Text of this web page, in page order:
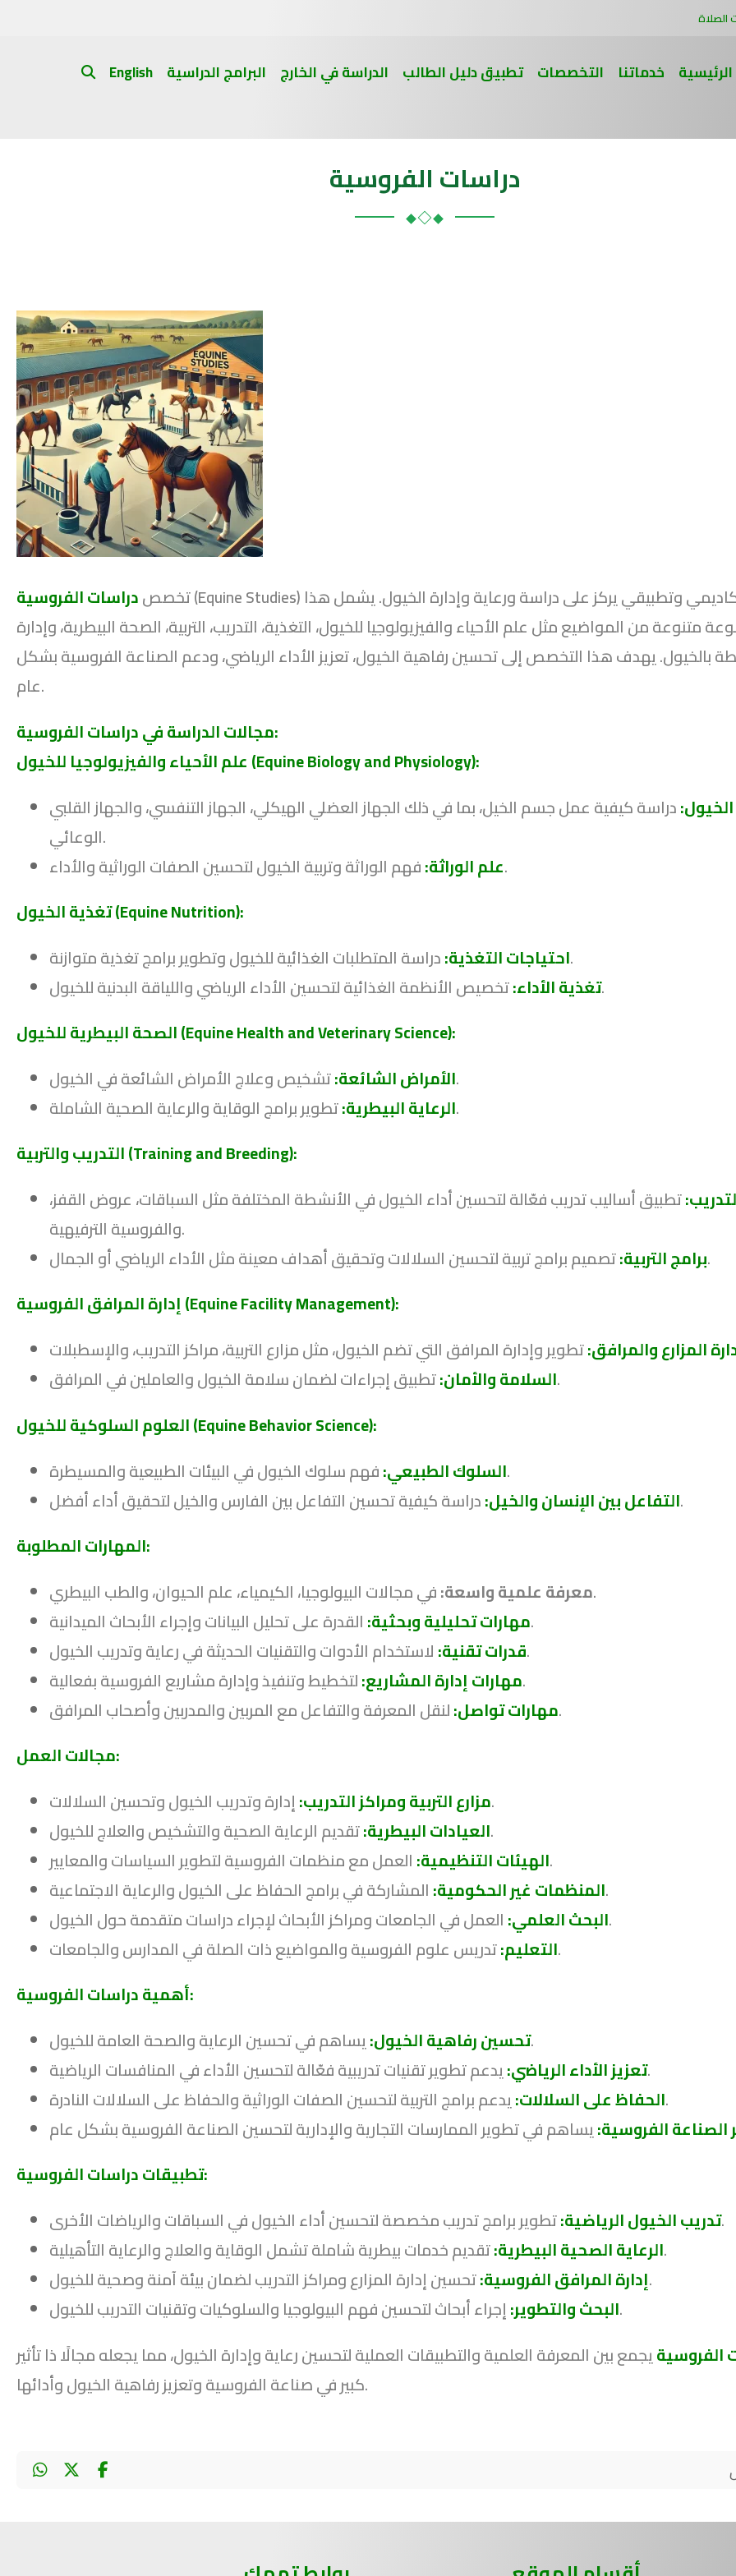
الصلاة
الرئيسية خدماتنا التخصصات تطبيق دليل الطالب الدراسة في الخارج البرامج الدراسية English
دراسات الفروسية
تخصصدراسات الفروسية
(Equine Studies) هو مجال أكاديمي وتطبيقي يركز على دراسة ورعاية وإدارة الخيول. يشمل هذا
من المواضيع مثل علم الأحياء والفيزيولوجيا للخيول، التغذية، التدريب، التربية، الصحة البيطرية، وإدارة
بالخيول. يهدف هذا التخصص إلى تحسين رفاهية الخيول، تعزيز الأداء الرياضي، ودعم الصناعة الفروسية بشكل
عام.
مجالات الدراسة في دراسات الفروسية:
علم الأحياء والفيزيولوجيا للخيول (Equine Biology and Physiology):
دراسة كيفية عمل جسم الخيل، بما في ذلك الجهاز العضلي الهيكلي، الجهاز التنفسي، والجهاز القلبي
الوعائي.
علم الوراثة:فهم الوراثة وتربية الخيول لتحسين الصفات الوراثية والأداء.
تغذية الخيول (Equine Nutrition):
احتياجات التغذية:دراسة المتطلبات الغذائية للخيول وتطوير برامج تغذية متوازنة.
تغذية الأداء:تخصيص الأنظمة الغذائية لتحسين الأداء الرياضي واللياقة البدنية للخيول.
الصحة البيطرية للخيول (Equine Health and Veterinary Science):
الأمراض الشائعة:تشخيص وعلاج الأمراض الشائعة في الخيول.
الرعاية البيطرية:تطوير برامج الوقاية والرعاية الصحية الشاملة.
التدريب والتربية (Training and Breeding):
تطبيق أساليب تدريب فعّالة لتحسين أداء الخيول في الأنشطة المختلفة مثل السباقات، عروض القفز،
والفروسية الترفيهية.
برامج التربية:تصميم برامج تربية لتحسين السلالات وتحقيق أهداف معينة مثل الأداء الرياضي أو الجمال.
إدارة المرافق الفروسية (Equine Facility Management):
المزارع والمرافق:
السلامة والأمان:تطبيق إجراءات لضمان سلامة الخيول والعاملين في المرافق.
العلوم السلوكية للخيول (Equine Behavior Science):
السلوك الطبيعي:فهم سلوك الخيول في البيئات الطبيعية والمسيطرة.
التفاعل بين الإنسان والخيل:دراسة كيفية تحسين التفاعل بين الفارس والخيل لتحقيق أداء أفضل.
المهارات المطلوبة:
معرفة علمية واسعة:في مجالات البيولوجيا، الكيمياء، علم الحيوان، والطب البيطري.
مهارات تحليلية وبحثية:القدرة على تحليل البيانات وإجراء الأبحاث الميدانية.
قدرات تقنية:لاستخدام الأدوات والتقنيات الحديثة في رعاية وتدريب الخيول.
مهارات إدارة المشاريع:لتخطيط وتنفيذ وإدارة مشاريع الفروسية بفعالية.
مهارات تواصل:لنقل المعرفة والتفاعل مع المربين والمدربين وأصحاب المرافق.
مجالات العمل:
مزارع التربية ومراكز التدريب:إدارة وتدريب الخيول وتحسين السلالات.
العيادات البيطرية:تقديم الرعاية الصحية والتشخيص والعلاج للخيول.
الهيئات التنظيمية:العمل مع منظمات الفروسية لتطوير السياسات والمعايير.
المنظمات غير الحكومية:المشاركة في برامج الحفاظ على الخيول والرعاية الاجتماعية.
البحث العلمي:العمل في الجامعات ومراكز الأبحاث لإجراء دراسات متقدمة حول الخيول.
التعليم:تدريس علوم الفروسية والمواضيع ذات الصلة في المدارس والجامعات.
أهمية دراسات الفروسية:
تحسين رفاهية الخيول:يساهم في تحسين الرعاية والصحة العامة للخيول.
تعزيز الأداء الرياضي:يدعم تطوير تقنيات تدريبية فعّالة لتحسين الأداء في المنافسات الرياضية.
الحفاظ على السلالات:يدعم برامج التربية لتحسين الصفات الوراثية والحفاظ على السلالات النادرة.
الصناعة الفروسية:
تطبيقات دراسات الفروسية:
تدريب الخيول الرياضية:تطوير برامج تدريب مخصصة لتحسين أداء الخيول في السباقات والرياضات الأخرى.
الرعاية الصحية البيطرية:تقديم خدمات بيطرية شاملة تشمل الوقاية والعلاج والرعاية التأهيلية.
إدارة المرافق الفروسية:تحسين إدارة المزارع ومراكز التدريب لضمان بيئة آمنة وصحية للخيول.
البحث والتطوير:إجراء أبحاث لتحسين فهم البيولوجيا والسلوكيات وتقنيات التدريب للخيول.
الفروسيةيجمع بين المعرفة العلمية والتطبيقات العملية لتحسين رعاية وإدارة الخيول، مما يجعله مجالًا ذا تأثير
كبير في صناعة الفروسية وتعزيز رفاهية الخيول وأدائها.